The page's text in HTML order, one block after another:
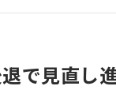
で見直し